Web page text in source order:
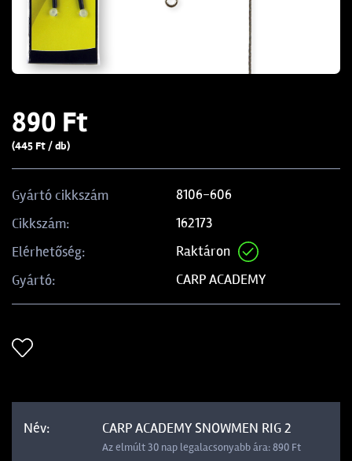
890 Ft
(445 Ft / db)
Gyártó cikkszám
8106-606
Cikkszám:
162173
Elérhetőség:
Raktáron
Gyártó:
CARP ACADEMY
CARP ACADEMY SNOWMEN RIG 2
Az elmúlt 30 nap legalacsonyabb ára: 890 Ft